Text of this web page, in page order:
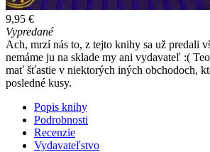
9,95 €
Vypredané
Ach, mrzí nás to, z tejto knihy sa už predali
nemáme ju na sklade my ani vydavateľ :(
mať šťastie v niektorých iných obchodoch,
posledné kusy.
Popis knihy
Podrobnosti
Recenzie
Vydavateľstvo